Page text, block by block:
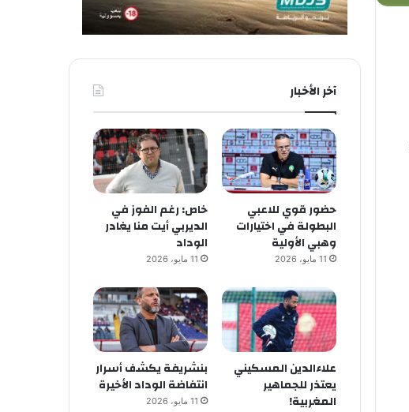
آخر الأخبار
حضور قوي للاعبي
البطولة في اختيارات
وهبي الأولية
11 مايو، 2026
خاص: رغم الفوز في
الديربي أيت منا يغادر
الوداد
11 مايو، 2026
علاءالدين المسكيني
يعتذر للجماهير
المغربية!
بنشريفة يكشف أسرار
انتفاضة الوداد الأخيرة
11 مايو، 2026